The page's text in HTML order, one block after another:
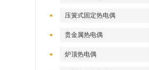
压簧式固定热电偶
贵金属热电偶
炉顶热电偶